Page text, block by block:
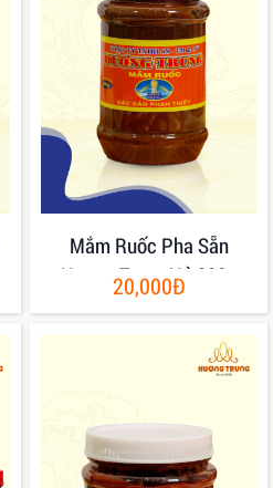
Mắm Ruốc Pha Sẵn
Hương Trung Hủ 200g
20,000Đ